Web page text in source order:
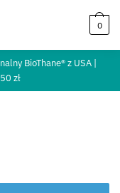
0
BioThane® z USA |
zł